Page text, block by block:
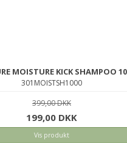
MOISTURE KICK SHAMPOO
301MOISTSH1000
399,00 DKK
199,00 DKK
Vis produkt